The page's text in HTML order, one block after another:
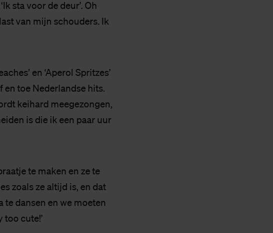
sta voor de deur’. Oh
van mijn schouders. Ik
en ‘Aperol Spritzes’
en toe Nederlandse hits.
keihard meegezongen,
is die ik een paar uur
te maken en ze te
zoals ze altijd is, en dat
te dansen en we moeten
too cute!’